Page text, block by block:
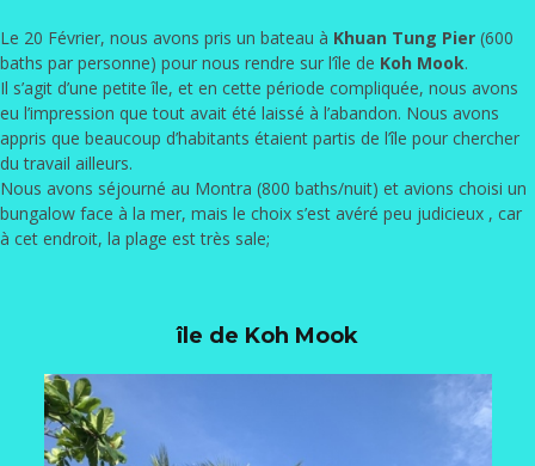
Le 20 Février, nous avons pris un bateau à Khuan Tung Pier (600
baths par personne) pour nous rendre sur l’île de Koh Mook.
Il s’agit d’une petite île, et en cette période compliquée, nous avons
eu l’impression que tout avait été laissé à l’abandon. Nous avons
appris que beaucoup d’habitants étaient partis de l’île pour chercher
du travail ailleurs.
Nous avons séjourné au Montra (800 baths/nuit) et avions choisi un
bungalow face à la mer, mais le choix s’est avéré peu judicieux , car
à cet endroit, la plage est très sale;
île de Koh Mook